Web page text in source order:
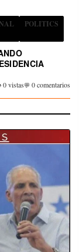
POLITICS
0 vistas 0 comentarios